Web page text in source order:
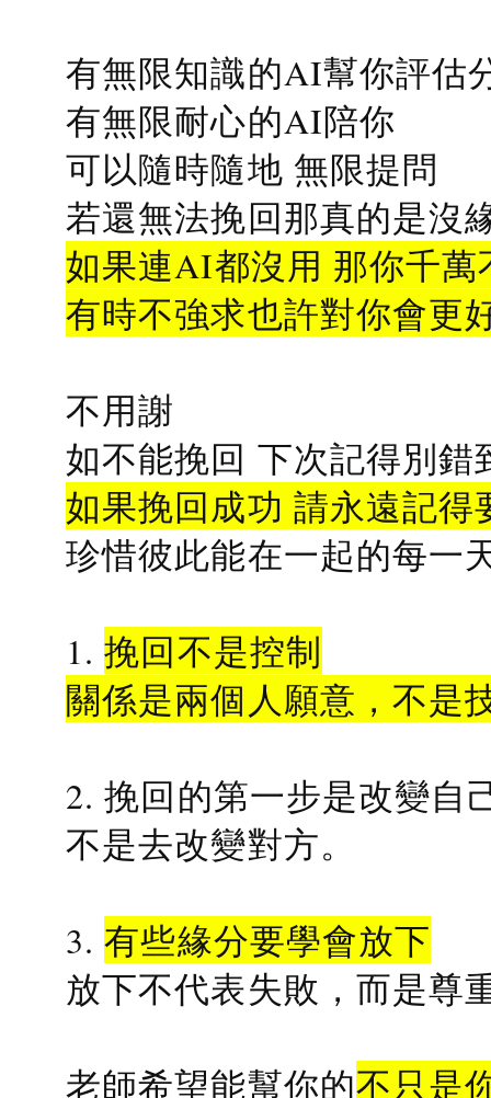
有無限知識的AI幫你評估
有無限耐心的AI陪你
可以隨時隨地 無限提問
若還無法挽回那真的是沒
如果連AI都沒用 那你千
有時不強求也許對你會更
不用謝
如不能挽回 下次記得別錯
如果挽回成功 請永遠記得
珍惜彼此能在一起的每一
1.挽回不是控制
關係是兩個人願意，不是
2. 挽回的第一步是改變自
不是去改變對方。
3.有些緣分要學會放下
放下不代表失敗，而是尊
老師希望能幫你的不只是